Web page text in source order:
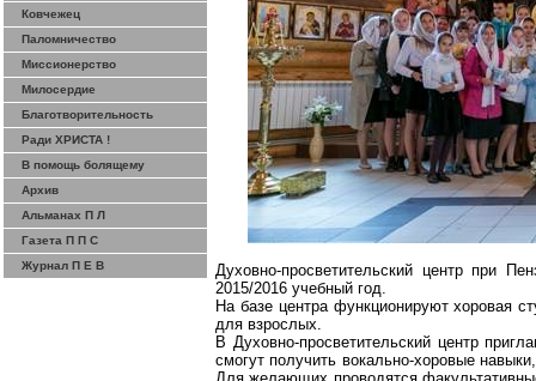
Ковчежец
Паломничество
Миссионерство
Милосердие
Благотворительность
Ради ХРИСТА !
В помощь болящему
Архив
Альманах П Л
Газета П П С
Журнал П Е В
Духовно-просветительский центр при
2015/2016 учебный год.
На базе центра функционируют хоровая
для взрослых.
В Духовно-просветительский центр
смогут получить вокально-хоровые